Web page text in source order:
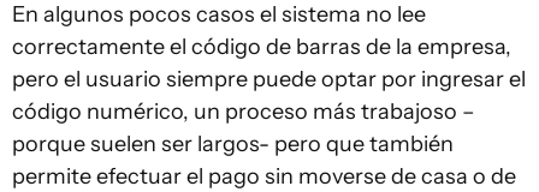
En algunos pocos casos el sistema no lee
correctamente el código de barras de la empresa,
pero el usuario siempre puede optar por ingresar el
código numérico, un proceso más trabajoso –
porque suelen ser largos- pero que también
permite efectuar el pago sin moverse de casa o de